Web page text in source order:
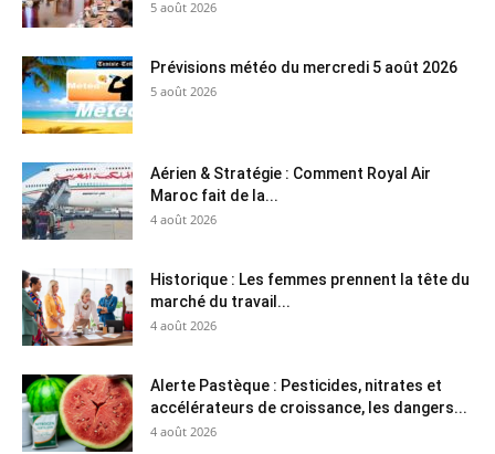
5 août 2026
Prévisions météo du mercredi 5 août 2026
5 août 2026
Aérien & Stratégie : Comment Royal Air
Maroc fait de la...
4 août 2026
Historique : Les femmes prennent la tête du
marché du travail...
4 août 2026
Alerte Pastèque : Pesticides, nitrates et
accélérateurs de croissance, les dangers...
4 août 2026